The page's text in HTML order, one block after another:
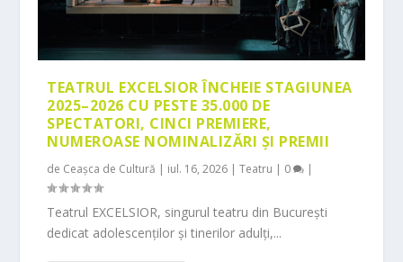
TEATRUL EXCELSIOR ÎNCHEIE STAGIUNEA
2025–2026 CU PESTE 35.000 DE
SPECTATORI, CINCI PREMIERE,
NUMEROASE NOMINALIZĂRI ȘI PREMII
de Ceașca de Cultură | iul. 16, 2026 |Teatru | 0 |
Teatrul EXCELSIOR, singurul teatru din București
dedicat adolescenților și tinerilor adulți,...